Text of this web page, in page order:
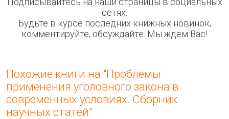
сетях.
Будьте в курсе последних книжных новинок,
комментируйте, обсуждайте. Мы ждём Вас!
Похожие книги на "Проблемы
применения уголовного закона в
современных условиях. Сборник
научных статей"